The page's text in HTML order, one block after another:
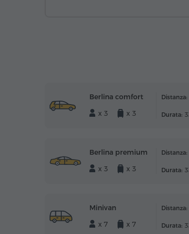
Berlina comfort
x 3
x 3
Distanza:
Durata:
Berlina premium
x 3
x 3
Distanza:
Durata:
Minivan
x 7
x 7
Distanza:
Durata: